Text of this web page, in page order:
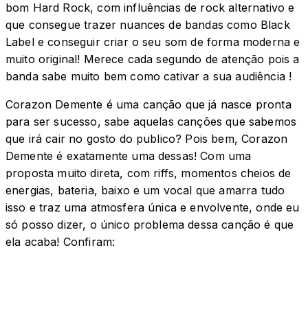
bom Hard Rock, com influências de rock alternativo e
que consegue trazer nuances de bandas como Black
Label e conseguir criar o seu som de forma moderna e
muito original! Merece cada segundo de atenção pois a
banda sabe muito bem como cativar a sua audiência !
Corazon Demente é uma canção que já nasce pronta
para ser sucesso, sabe aquelas canções que sabemos
que irá cair no gosto do publico? Pois bem, Corazon
Demente é exatamente uma dessas! Com uma
proposta muito direta, com riffs, momentos cheios de
energias, bateria, baixo e um vocal que amarra tudo
isso e traz uma atmosfera única e envolvente, onde eu
só posso dizer, o único problema dessa canção é que
ela acaba! Confiram: